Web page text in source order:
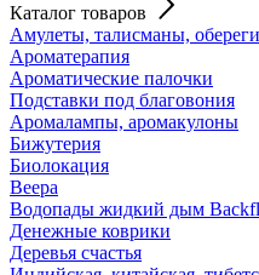
Каталог товаров
Амулеты, талисманы, обереги
Ароматерапия
Ароматические палочки
Подставки под благовония
Аромалампы, аромакулоны
Бижутерия
Биолокация
Веера
Водопады жидкий дым
Денежные коврики
Деревья счастья